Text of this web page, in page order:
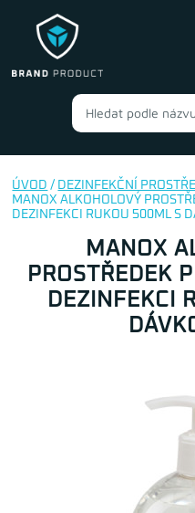
ÚVOD / DEZINFEKČNÍ
MANOX ALKOHOLOVÝ
DEZINFEKCI RUKOU 500ML S
MANOX
PROSTŘEDEK
DEZINFEKCI